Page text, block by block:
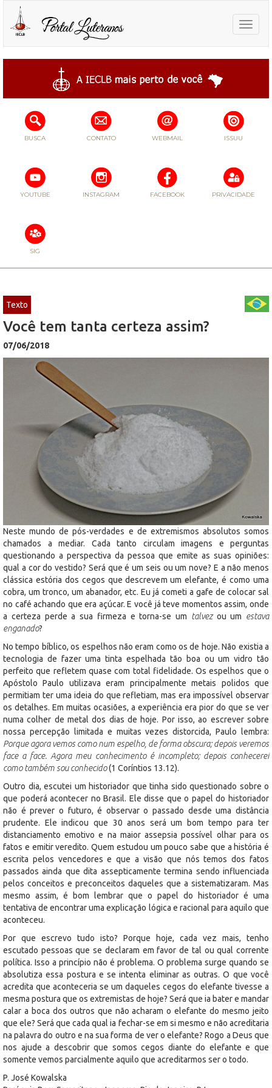
Toggle
BUSCA CONTATO WEBMAIL ISSUU
YOUTUBE INSTAGRAM FACEBOOK PRIVACIDADE
SIG
Texto
Você tem tanta certeza assim?
07/06/2018
Neste mundo de pós-verdades e de extremismos absolutos somos
chamados a mediar. Cada tanto circulam imagens e perguntas
questionando a perspectiva da pessoa que emite as suas opiniões:
qual a cor do vestido? Será que é um seis ou um nove? E a não menos
clássica estória dos cegos que descrevem um elefante, é como uma
cobra, um tronco, um abanador, etc. Eu já cometi a gafe de colocar sal
no café achando que era açúcar. E você já teve momentos assim, onde
a certeza perde a sua firmeza e torna-se um talvez ou um estava
enganado?
No tempo bíblico, os espelhos não eram como os de hoje. Não existia a
tecnologia de fazer uma tinta espelhada tão boa ou um vidro tão
perfeito que refletem quase com total fidelidade. Os espelhos que o
Apóstolo Paulo utilizava eram principalmente metais polidos que
permitiam ter uma ideia do que refletiam, mas era impossível observar
os detalhes. Em muitas ocasiões, a experiência era pior do que se ver
numa colher de metal dos dias de hoje. Por isso, ao escrever sobre
nossa percepção limitada e muitas vezes distorcida, Paulo lembra:
Porque agora vemos como num espelho, de forma obscura; depois veremos
face a face. Agora meu conhecimento é incompleto; depois conhecerei
como também sou conhecido(1 Coríntios 13.12).
Outro dia, escutei um historiador que tinha sido questionado sobre o
que poderá acontecer no Brasil. Ele disse que o papel do historiador
não é prever o futuro, é observar o passado desde uma distância
prudente. Ele indicou que 30 anos será um bom tempo para ter
distanciamento emotivo e na maior assepsia possível olhar para os
fatos e emitir veredito. Quem estudou um pouco sabe que a história é
escrita pelos vencedores e que a visão que nós temos dos fatos
passados ainda que dita assepticamente termina sendo influenciada
pelos conceitos e preconceitos daqueles que a sistematizaram. Mas
mesmo assim, é bom lembrar que o papel do historiador é uma
tentativa de encontrar uma explicação lógica e racional para aquilo que
aconteceu.
Por que escrevo tudo isto? Porque hoje, cada vez mais, tenho
escutado pessoas que se declaram em favor de tal ou qual corrente
política. Isso a princípio não é problema. O problema surge quando se
absolutiza essa postura e se intenta eliminar as outras. O que você
acredita que aconteceria se um daqueles cegos do elefante tivesse a
mesma postura que os extremistas de hoje? Será que ia bater e mandar
calar a boca dos outros que não acharam o elefante do mesmo jeito
que ele? Será que cada qual ia fechar-se em si mesmo e não acreditaria
na palavra do outro e na sua forma de ver o elefante? Rogo a Deus que
nos ajude a descobrir que somos cegos diante do elefante e que
somente vemos parcialmente aquilo que acreditarmos ser o todo.
P. José Kowalska